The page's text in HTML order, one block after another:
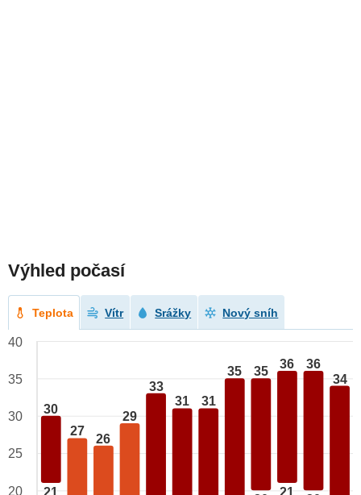
Výhled počasí
Teplota Vítr Srážky Nový sníh
30
27
26
29
33
31 31
35 35
36 36
34
40
35
30
25
20